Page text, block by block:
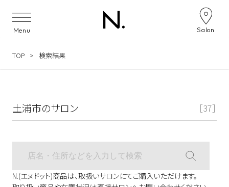
Menu Salon
TOP 検索結果
土浦市のサロン ［37］
N.(エヌドット)商品は、取扱いサロンにてご購入いただけます。
サロン検索ナビゲーション